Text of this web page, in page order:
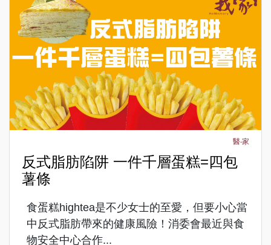
醫‧家
反式脂肪陷阱 一件千層蛋糕=四包
薯條
食蛋糕hightea是不少女士的至愛，但要小心當
中反式脂肪帶來的健康風險！消委會最近與食
物安全中心合作...